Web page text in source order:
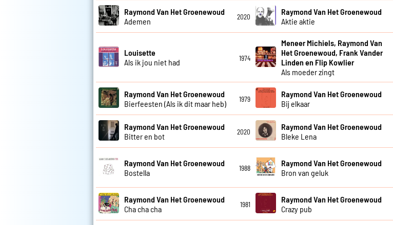
Raymond Van Het Groenewoud
Ademen
2020
Raymond Van Het Groenewoud
Aktie aktie
Louisette
Als ik jou niet had
1974
Meneer Michiels, Raymond Van
Het Groenewoud, Frank Vander
Linden en Flip Kowlier
Als moeder zingt
Raymond Van Het Groenewoud
Bierfeesten (Als ik dit maar heb)
1979
Raymond Van Het Groenewoud
Bij elkaar
Raymond Van Het Groenewoud
Bitter en bot
2020
Raymond Van Het Groenewoud
Bleke Lena
Raymond Van Het Groenewoud
Bostella
1988
Raymond Van Het Groenewoud
Bron van geluk
Raymond Van Het Groenewoud
Cha cha cha
1981
Raymond Van Het Groenewoud
Crazy pub